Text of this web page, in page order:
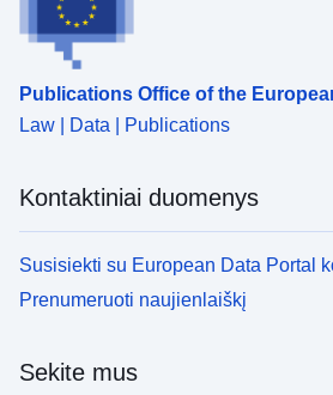
Prieigos teisės:
Ankstesnė
versija:
https://
Versijos
Rūšis:
Išteklius:
http://
Publications Office of the
Law | Data | Publications
Kontaktiniai duomenys
Susisiekti su European Data Portal
Prenumeruoti naujienlaiškį
Sekite mus